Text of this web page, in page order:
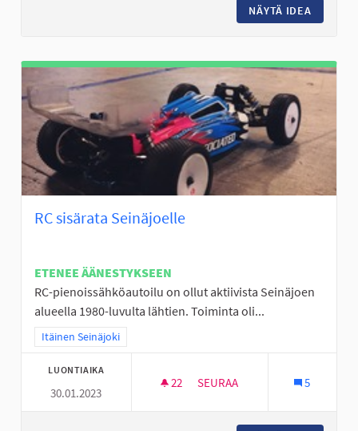
NÄYTÄ IDEA
RC sisärata Seinäjoelle
ETENEE ÄÄNESTYKSEEN
RC-pienoissähköautoilu on ollut aktiivista Seinäjoen
alueella 1980-luvulta lähtien. Toiminta oli...
Rajaa tulokset teeman mukaan: Itäinen Seinäjoki
Itäinen Seinäjoki
LUONTIAIKA
30.01.2023
22 22 SEURAAJAA
SEURAA 5